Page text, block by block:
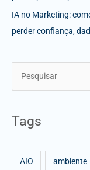
IA no Marketing:
perder confiança,
Tags
AIO ambiente